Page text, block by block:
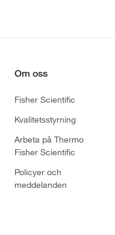
Om oss
Fisher Scientific
Kvalitetsstyrning
Arbeta på Thermo
Fisher Scientific
Policyer och
meddelanden